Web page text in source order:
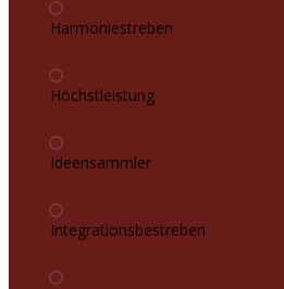
Harmoniestreben
Höchstleistung
Ideensammler
Integrationsbestreben